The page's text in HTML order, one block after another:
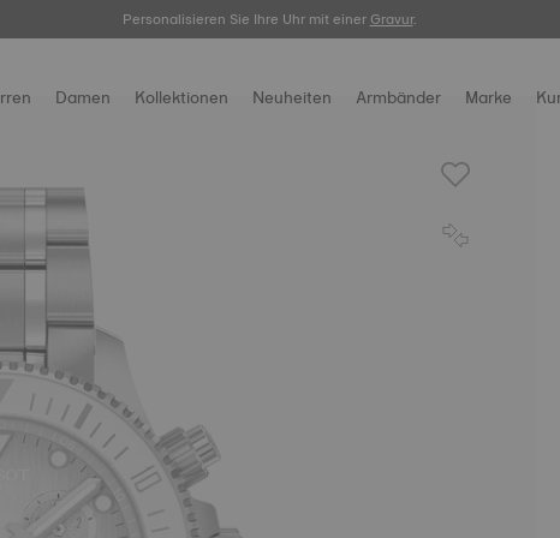
Personalisieren Sie Ihre Uhr mit einerGravur.
Registrieren Sie Ihre Uhrhier.
Damen Kollektionen Neuheiten Armbänder Marke